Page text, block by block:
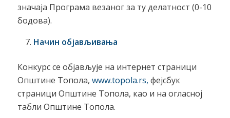
значаја Програма везаног за ту делатност (0-10
бодова).
Начин објављивања
Конкурс се објављује на интернет страници
Општине Топола, www.topola.rs, фејсбук
страници Општине Топола, као и на огласној
табли Општине Топола.